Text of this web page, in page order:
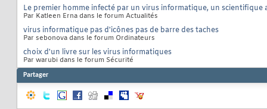
86
89
91
93
rem Check if
rem Add WIN-
regcreate
Le premier homme infecté par un virus informatique, un scientifique
Par Katleen Erna dans le forum Actualités
virus informatique pas d'icônes pas de barre des taches
Par sebonova dans le forum Ordinateurs
choix d'un livre sur les virus informatiques
Par warubi dans le forum Sécurité
Partager